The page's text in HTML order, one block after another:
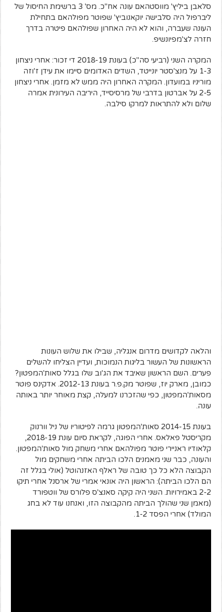
סלאבן ביליץ' מווסטהאם עונה אח"כ. מס' 3 ברשימת החיסול של
ליברפול היה סלבישה יוקאנוביץ' שפוטר מפולהאם בתחילת
העונה שעברה, והוא לא היה האחרון שפולהאם פיטרה בדרך
חזרה לצ'מפיונשיפ.
המקרה השני (רביעי סה"כ) בעונת 2018-19 די זכור: אחרי ניצחון
1-3 על מנצ'סטר יונייטד, השדים האדומים סיימו את עידן ז'וזה
מוריניו במועדון. המקרה האחרון היה ממש לא מזמן. אחרי ניצחון
2-5 על אברטון בדרבי של מרסיסייד, היריבה העירונית אמרה
שלום ולא להתראות למרקו סילבה.
והלאה לקדושים מדרום אנגליה, שבילו את שלוש העונות
הראשונות של העשור בליגות הנמוכות, ועדיין הצליחו להשלים
פערים. השם הראשון שאיבד את הג'וב שלו בגלל סאות'המפטון?
כמובן, מארק יוז, שפוטר מק.פ.ר בעונת 2012-13. אדקינס פוטר
מסאות'המפטון, כפי שהזכרנו למעלה, קצת מאוחר יותר באותה
עונה.
בעונת 2014-15 סאות'המפטון גרמה לפיטוריו של ניל וורנוק
מקריסטל פאלאס. אחרי הפוגה, לקראת סיום עונת 2018-19,
קלאודיו ראניירי פוטר מפולהאם אחרי משחק מול סאות'המפטון.
והעונה, כבר שני מאמנים הלכו הביתה אחרי משחקים מול
הקבוצה הלא כל כך טובה של ראלף האזנהוטל (אולי בגלל זה
הם הלכו הביתה): הראשון היה אונאי אמרי של ארסנל אחרי תיקו
2-2 באמירויות. השני היה קיקה סאנצ'ס פלורס של ווטפורד
(מאמן שני שהולך הביתה מהקבוצה הזו, ואנחנו עוד לא בחג
המולד) אחרי הפסד 1-2.